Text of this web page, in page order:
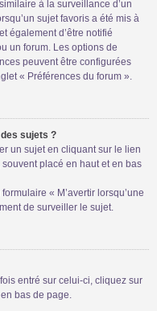
à la surveillance d’un
sujet favoris a été mis à
également d’être notifié
un forum. Les options de
peuvent être configurées
« Préférences du forum ».
sujets ?
un sujet en cliquant sur le lien
placé en haut et en bas
« M’avertir lorsqu’une
de surveiller le sujet.
entré sur celui-ci, cliquez sur
bas de page.